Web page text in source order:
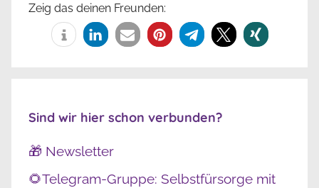
Zeig das deinen Freunden:
Sind wir hier schon verbunden?
🎁 Newsletter
🌻Telegram-Gruppe: Selbstfürsorge mit